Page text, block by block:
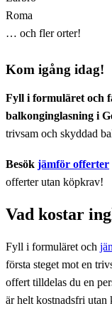
Roma
… och fler orter!
Kom igång idag!
Fyll i formuläret och
balkonginglasning i
trivsam och skyddad
Besök jämför offerter
offerter utan köpkrav!
Vad kostar
Fyll i formuläret och
första steget mot en
offert tilldelas du en
är helt kostnadsfri utan